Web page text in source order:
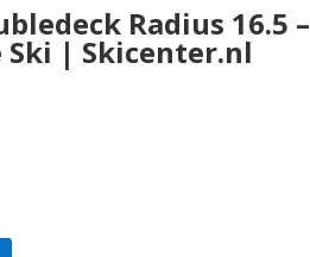
Radius 16.5 –
Ski | Skicenter.nl